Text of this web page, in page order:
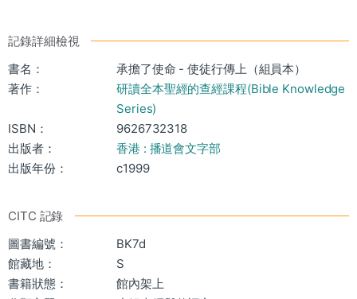
記錄詳細檢視
書名：
承擔了使命 - 使徒行傳上（組員本）
著作：
研讀全本聖經的查經課程(Bible Knowledge
Series)
ISBN：
9626732318
出版者：
香港 : 播道會文字部
出版年份：
c1999
CITC 記錄
圖書編號：
BK7d
館藏地：
S
書籍狀態：
館內架上